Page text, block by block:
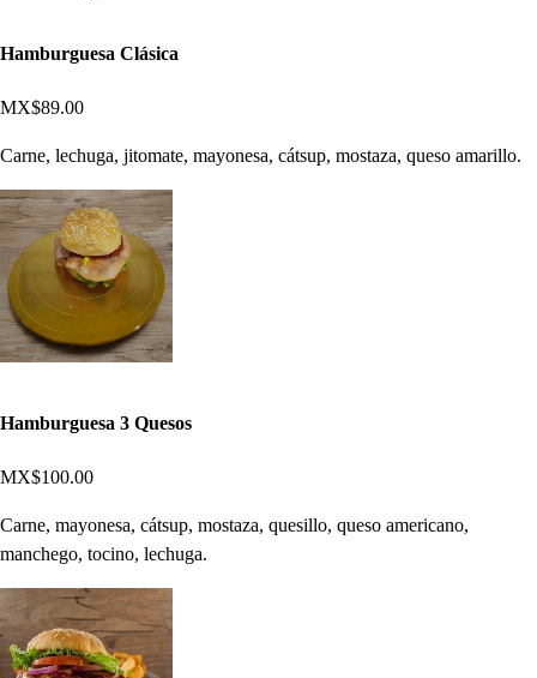
Hamburguesa Clásica
MX$89.00
Carne, lechuga, jitomate, mayonesa, cátsup, mostaza, queso amarillo.
Hamburguesa 3 Quesos
MX$100.00
Carne, mayonesa, cátsup, mostaza, quesillo, queso americano,
manchego, tocino, lechuga.